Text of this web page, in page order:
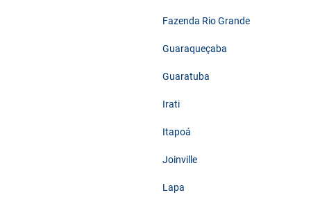
Fazenda Rio Grande
Guaraqueçaba
Guaratuba
Irati
Itapoá
Joinville
Lapa